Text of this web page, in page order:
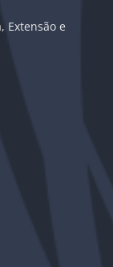
Extensão e